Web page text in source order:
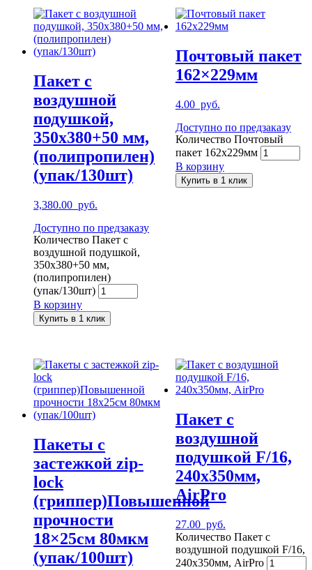
Пакет с
воздушной
подушкой,
350х380+50 мм,
(полипропилен)
(упак/130шт)
3,380.00 руб.
Доступно по предзаказу
Количество Пакет с
воздушной подушкой,
350х380+50 мм,
(полипропилен)
(упак/130шт)
В корзину
Купить в 1 клик
Почтовый пакет
162×229мм
4.00 руб.
Доступно по предзаказу
Количество Почтовый
пакет 162x229мм
В корзину
Купить в 1 клик
Пакеты с
застежкой zip-
lock
(гриппер)Повышенной
прочности
18×25см 80мкм
(упак/100шт)
Пакет с
воздушной
подушкой F/16,
240х350мм,
AirPro
27.00 руб.
Количество Пакет с
воздушной подушкой F/16,
240х350мм, AirPro